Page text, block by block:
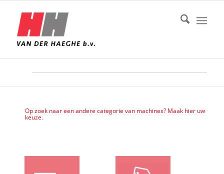
Op zoek naar een andere categorie van machines? Maak hier uw
keuze.